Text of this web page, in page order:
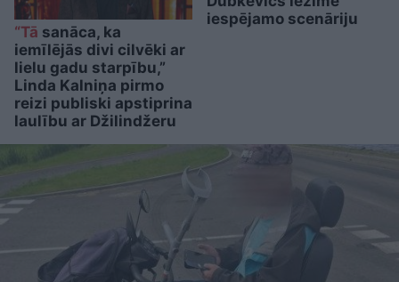
“Tā sanāca, ka
iemīlējās divi cilvēki ar
lielu gadu starpību,”
Linda Kalniņa pirmo
reizi publiski apstiprina
laulību ar Džilindžeru
iespējamo scenāriju